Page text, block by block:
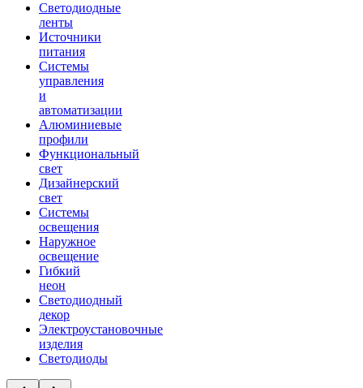
Светодиодные
ленты
Источники
питания
Системы
управления
и
автоматизации
Алюминиевые
профили
Функциональный
свет
Дизайнерский
свет
Системы
освещения
Наружное
освещение
Гибкий
неон
Светодиодный
декор
Электроустановочные
изделия
Светодиоды